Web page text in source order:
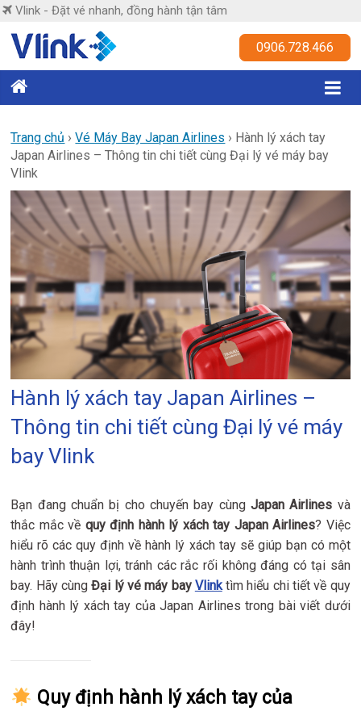
Skip
content
Vlink - Đặt vé nhanh, đồng hành tận tâm
Vlink
nhanh,
đồng
hành
tận
tâm
0906.728.466
Trang chủ ›Vé Máy Bay Japan Airlines › Hành lý xách tay
Japan Airlines – Thông tin chi tiết cùng Đại lý vé máy bay
Vlink
Hành lý xách tay Japan Airlines –
Thông tin chi tiết cùng Đại lý vé máy
bay Vlink
Bạn đang chuẩn bị cho chuyến bay cùng Japan Airlines và
thắc mắc về quy định hành lý xách tay Japan Airlines? Việc
hiểu rõ các quy định về hành lý xách tay sẽ giúp bạn có một
hành trình thuận lợi, tránh các rắc rối không đáng có tại sân
bay. Hãy cùngĐại lý vé máy bay Vlinktìm hiểu chi tiết về quy
định hành lý xách tay của Japan Airlines trong bài viết dưới
đây!
Quy định hành lý xách tay của